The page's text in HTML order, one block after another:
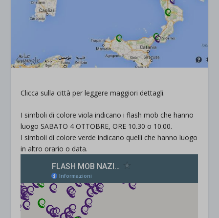
Clicca sulla città per leggere maggiori dettagli.
I simboli di colore viola indicano i flash mob che hanno
luogo SABATO 4 OTTOBRE, ORE 10.30 o 10.00.
I simboli di colore verde indicano quelli che hanno luogo
in altro orario o data.